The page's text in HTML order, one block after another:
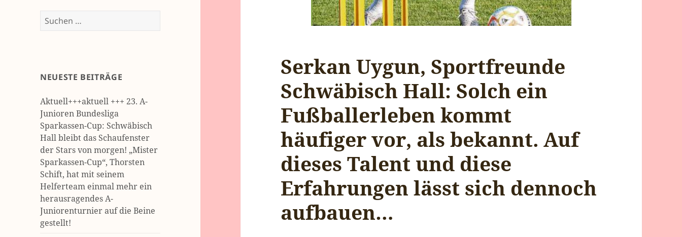
Suchen
nach:
NEUESTE BEITRÄGE
Aktuell+++aktuell +++ 23. A-
Junioren Bundesliga
Sparkassen-Cup: Schwäbisch
Hall bleibt das Schaufenster
der Stars von morgen! „Mister
Sparkassen-Cup“, Thorsten
Schift, hat mit seinem
Helferteam einmal mehr ein
herausragendes A-
Juniorenturnier auf die Beine
gestellt!
Serkan Uygun, Sportfreunde
Schwäbisch Hall: Solch ein
Fußballerleben kommt
häufiger vor, als bekannt. Auf
dieses Talent und diese
Erfahrungen lässt sich dennoch
aufbauen…